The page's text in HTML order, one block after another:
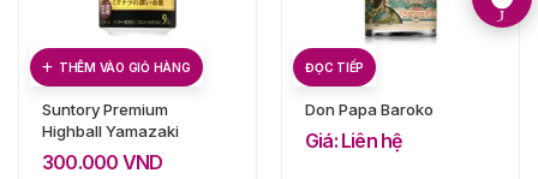
THÊM VÀO GIỎ HÀNG
Suntory Premium
Highball Yamazaki
300.000 VND
ĐỌC TIẾP
Don Papa Baroko
Giá: Liên hệ